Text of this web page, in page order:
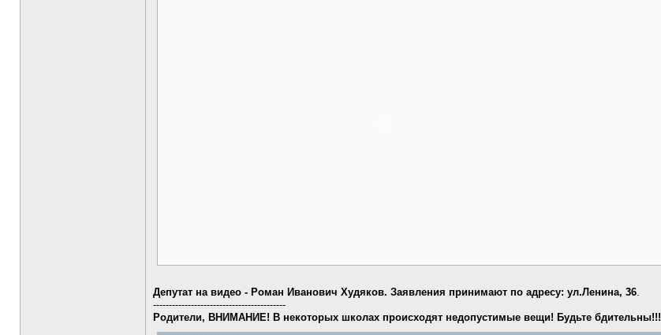
Депутат на видео - Роман Иванович Худяков. Заявления принимают по адресу: ул.Ленина, 36.
------------------------------------------
Родители, ВНИМАНИЕ! В некоторых школах происходят недопустимые вещи! Будьте бдительны!!!